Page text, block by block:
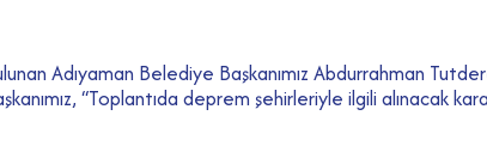
Adıyaman Belediye Başkanımız Abdurrahman
“Toplantıda deprem şehirleriyle ilgili alınacak